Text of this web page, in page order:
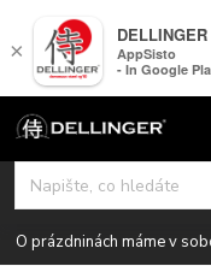
Přejít
na
obsah
O prázdninách máme v
×
DELLINGER
AppSisto
- In Google